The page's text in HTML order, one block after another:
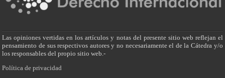
Las opiniones vertidas en los artículos y notas del presente sitio web reflejan el
pensamiento de sus respectivos autores y no necesariamente el de la Cátedra y/o
los responsables del propio sitio web.-
Política de privacidad